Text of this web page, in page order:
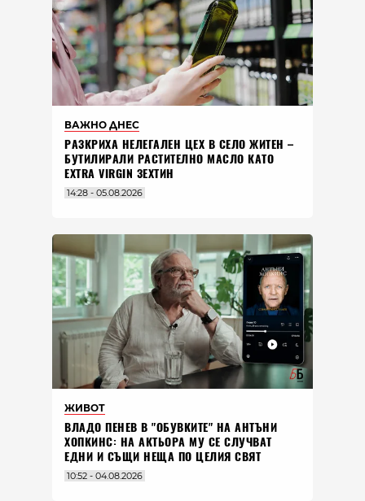
ВАЖНО ДНЕС
РАЗКРИХА НЕЛЕГАЛЕН ЦЕХ В СЕЛО ЖИТЕН –
БУТИЛИРАЛИ РАСТИТЕЛНО МАСЛО КАТО
EXTRA VIRGIN ЗЕХТИН
14:28 - 05.08.2026
ЖИВОТ
ВЛАДO ПЕНЕВ В "ОБУВКИТЕ" НА АНТЪНИ
ХОПКИНС: НА АКТЬОРА МУ СЕ СЛУЧВАТ
ЕДНИ И СЪЩИ НЕЩА ПО ЦЕЛИЯ СВЯТ
10:52 - 04.08.2026